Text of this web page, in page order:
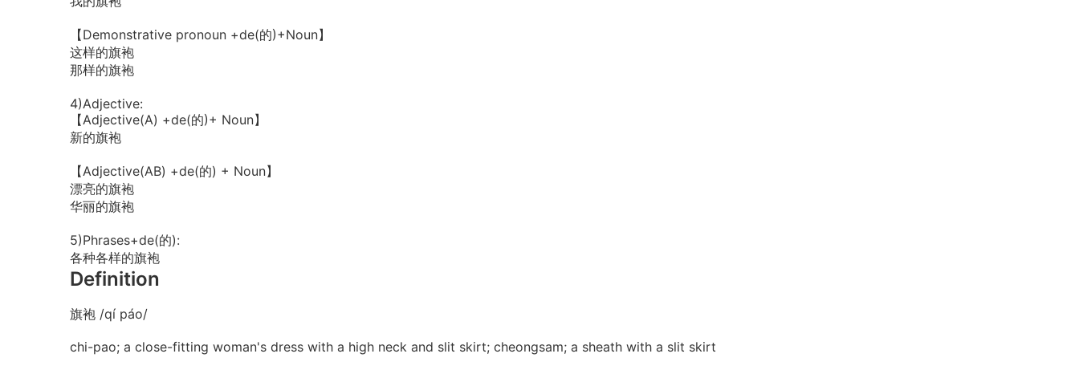
【Demonstrative pronoun +de(的)+Noun】
这样的旗袍
那样的旗袍
4)Adjective:
【Adjective(A) +de(的)+ Noun】
新的旗袍
【Adjective(AB) +de(的) + Noun】
漂亮的旗袍
华丽的旗袍
5)Phrases+de(的):
各种各样的旗袍
Definition
旗袍 /qí páo/
chi-pao; a close-fitting woman's dress with a high neck and slit skirt; cheongsam; a sheath with a slit skirt